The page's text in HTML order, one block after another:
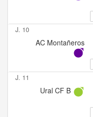
J. 10
AC Montañeros
J. 11
Ural CF B